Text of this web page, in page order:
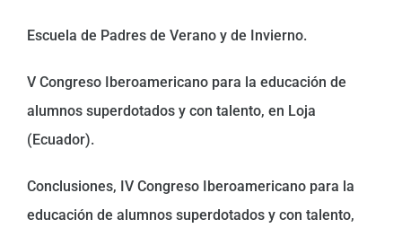
Escuela de Padres de Verano y de Invierno.
V Congreso Iberoamericano para la educación de
alumnos superdotados y con talento, en Loja
(Ecuador).
Conclusiones, IV Congreso Iberoamericano para la
educación de alumnos superdotados y con talento,